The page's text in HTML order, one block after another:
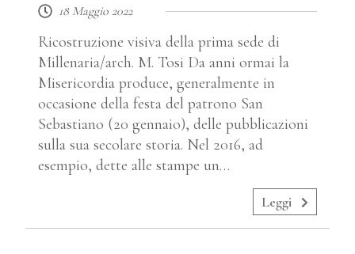
18 Maggio 2022
Ricostruzione visiva della prima sede di
Millenaria/arch. M. Tosi Da anni ormai la
Misericordia produce, generalmente in
occasione della festa del patrono San
Sebastiano (20 gennaio), delle pubblicazioni
sulla sua secolare storia. Nel 2016, ad
esempio, dette alle stampe un…
Leggi